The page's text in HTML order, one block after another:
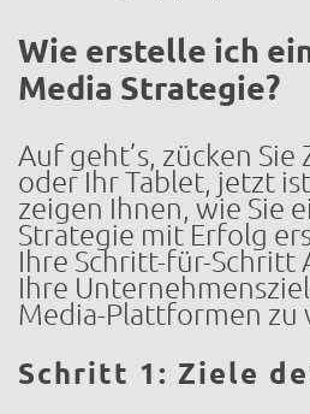
Wie erstelle ich
Media Strategie?
Auf geht’s, zücken
oder Ihr Tablet, jetzt
zeigen Ihnen, wie Sie
Strategie mit Erfolg
Ihre Schritt-für-Schritt
Ihre
Media-Plattformen zu
Schritt 1: Ziele